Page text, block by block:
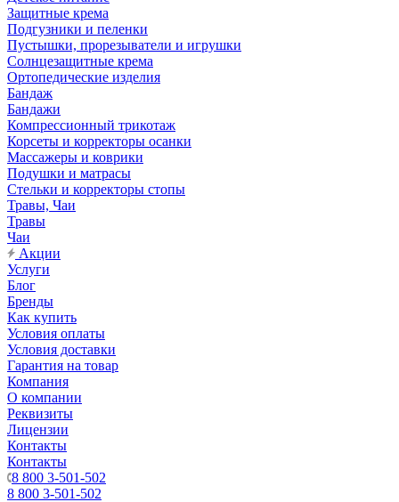
Защитные крема
Подгузники и пеленки
Пустышки, прорезыватели и игрушки
Солнцезащитные крема
Ортопедические изделия
Бандаж
Бандажи
Компрессионный трикотаж
Корсеты и корректоры осанки
Массажеры и коврики
Подушки и матрасы
Стельки и корректоры стопы
Травы, Чаи
Травы
Чаи
Акции
Услуги
Блог
Бренды
Как купить
Условия оплаты
Условия доставки
Гарантия на товар
Компания
О компании
Реквизиты
Лицензии
Контакты
Контакты
8 800 3-501-502
8 800 3-501-502